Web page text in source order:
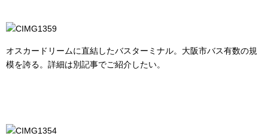
オスカードリームに直結したバスターミナル。大阪市バス有数の規
模を誇る。詳細は別記事でご紹介したい。